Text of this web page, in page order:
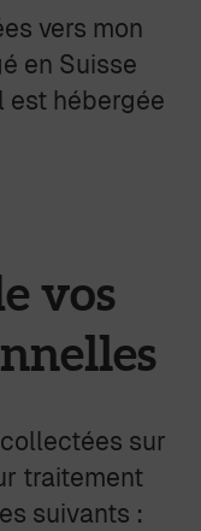
vers mon
en Suisse
est hébergée
vos
sur
traitement
suivants :